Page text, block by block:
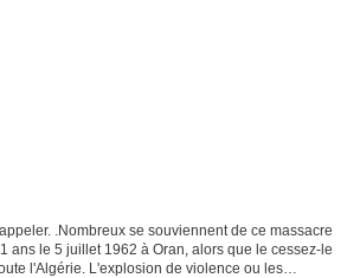
.Nombreux se souviennent de ce massacre
ans le 5 juillet 1962 à Oran, alors que le cessez-le
l'Algérie. L'explosion de violence ou les